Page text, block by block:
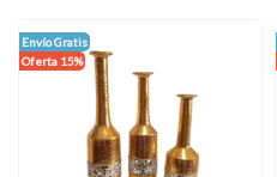
Envío Gratis
Oferta 15%